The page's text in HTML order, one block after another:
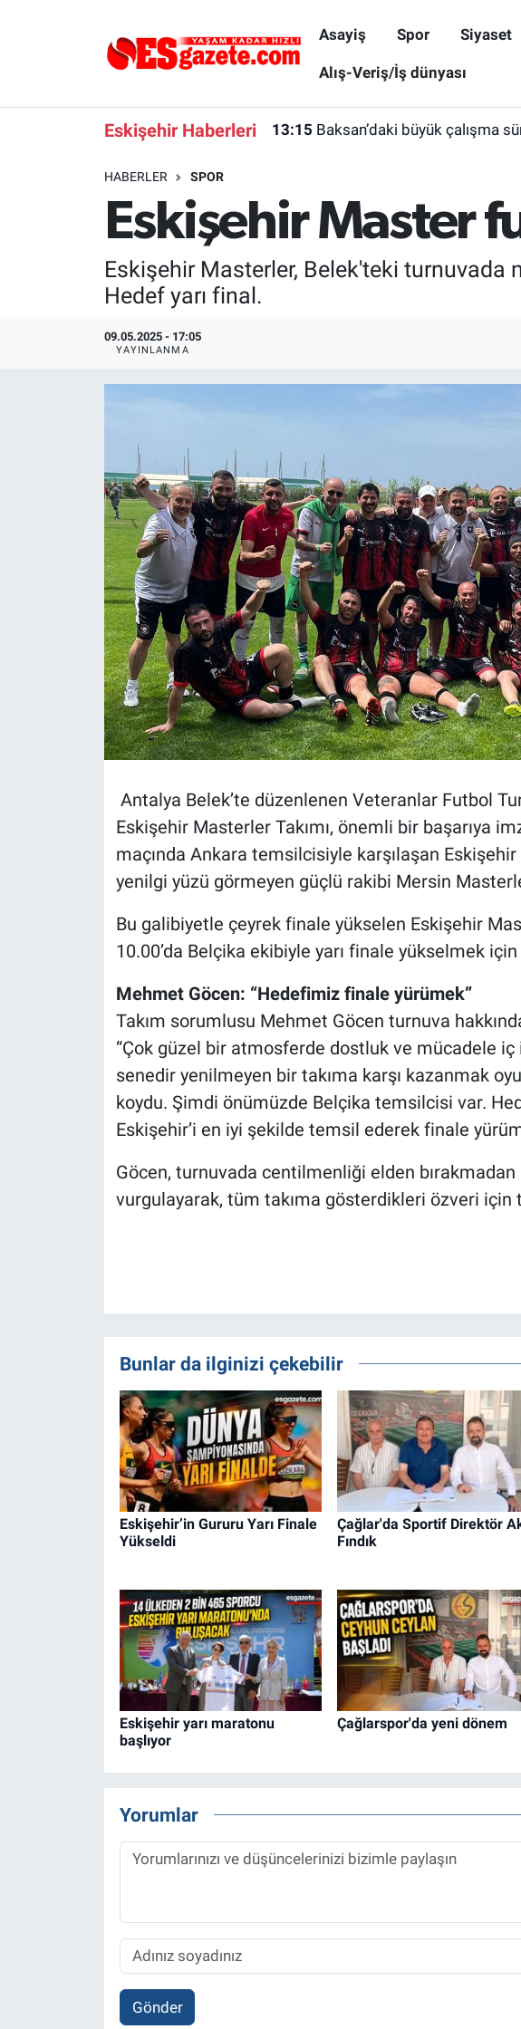
Asayiş Spor Siyaset
Alış-Veriş/İş dünyası
Eskişehir Haberleri 13:15 Baksan’daki büyük çalışma
HABERLER SPOR
Eskişehir Master
Eskişehir Masterler, Belek'teki
Hedef yarı final.
09.05.2025 - 17:05
YAYINLANMA
Antalya Belek’te düzenlenen Veteranlar Futbol
Eskişehir Masterler Takımı, önemli bir başarıya
maçında Ankara temsilcisiyle karşılaşan Eskişehir
yenilgi yüzü görmeyen güçlü rakibi Mersin
Bu galibiyetle çeyrek finale yükselen Eskişehir
10.00’da Belçika ekibiyle yarı finale yükselmek için
Mehmet Göcen: “Hedefimiz finale yürümek”
Takım sorumlusu Mehmet Göcen turnuva
“Çok güzel bir atmosferde dostluk ve mücadele
senedir yenilmeyen bir takıma karşı kazanmak
koydu. Şimdi önümüzde Belçika temsilcisi var.
Eskişehir’i en iyi şekilde temsil ederek finale
Göcen, turnuvada centilmenliği elden
vurgulayarak, tüm takıma gösterdikleri özveri için
Bunlar da ilginizi çekebilir
Eskişehir’in Gururu Yarı Finale
Yükseldi
Çağlar'da Sportif Direktör
Fındık
Eskişehir yarı maratonu
başlıyor
Çağlarspor'da yeni dönem
Yorumlar
Gönder
Eskişehirspor Arşivi
Röportaj
Ekonomi
Kütahya
Magazin
Bilim ve Teknoloji
Eskişehir Nöbetçi Eczaneler
Süper Lig Puan Durumu ve Fikstür
Son Dakika Haberleri
Haber Arşivi